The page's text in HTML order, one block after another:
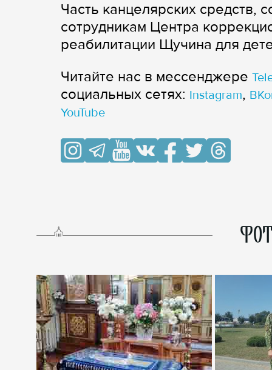
Часть канцелярских средств,
сотрудникам Центра
реабилитации Щучина для
Читайте нас в мессенджере
cоциальных сетях: Instagram,
YouTube